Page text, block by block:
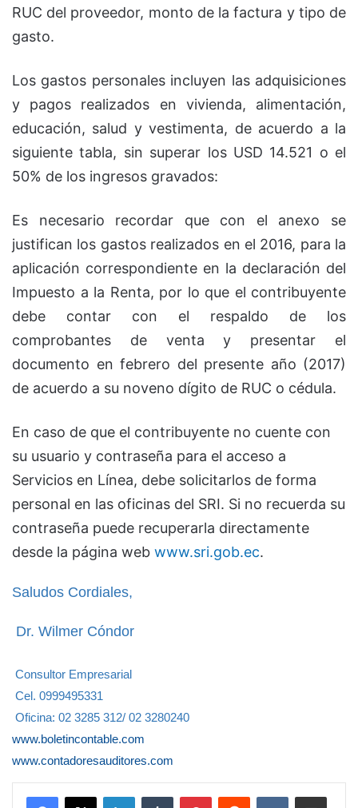
RUC del proveedor, monto de la factura y tipo de
gasto.
Los gastos personales incluyen las adquisiciones
y pagos realizados en vivienda, alimentación,
educación, salud y vestimenta, de acuerdo a la
siguiente tabla, sin superar los USD 14.521 o el
50% de los ingresos gravados:
Es necesario recordar que con el anexo se
justifican los gastos realizados en el 2016, para la
aplicación correspondiente en la declaración del
Impuesto a la Renta, por lo que el contribuyente
debe contar con el respaldo de los
comprobantes de venta y presentar el
documento en febrero del presente año (2017)
de acuerdo a su noveno dígito de RUC o cédula.
En caso de que el contribuyente no cuente con
su usuario y contraseña para el acceso a
Servicios en Línea, debe solicitarlos de forma
personal en las oficinas del SRI. Si no recuerda su
contraseña puede recuperarla directamente
desde la página web www.sri.gob.ec.
Saludos Cordiales,
Dr. Wilmer Cóndor
Consultor Empresarial
Cel. 0999495331
Oficina: 02 3285 312/ 02 3280240
www.boletincontable.com
www.contadoresauditores.com